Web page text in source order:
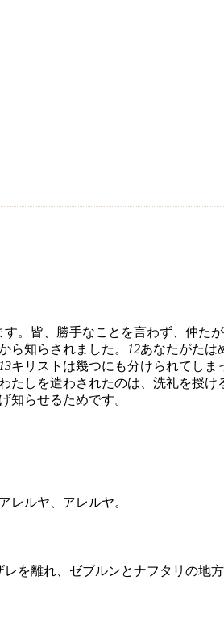
。皆、勝手なことを言わず、仲た
ら知らされました。 12あなたがたは
キリストは幾つにも分けられてし
たしを遣わされたのは、洗礼を授
知らせるためです。
レルヤ、アレルヤ。
レを離れ、ゼブルンとナフタリの地